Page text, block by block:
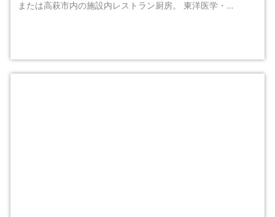
または高萩市内の施設内レストラン厨房。 東洋医学・…